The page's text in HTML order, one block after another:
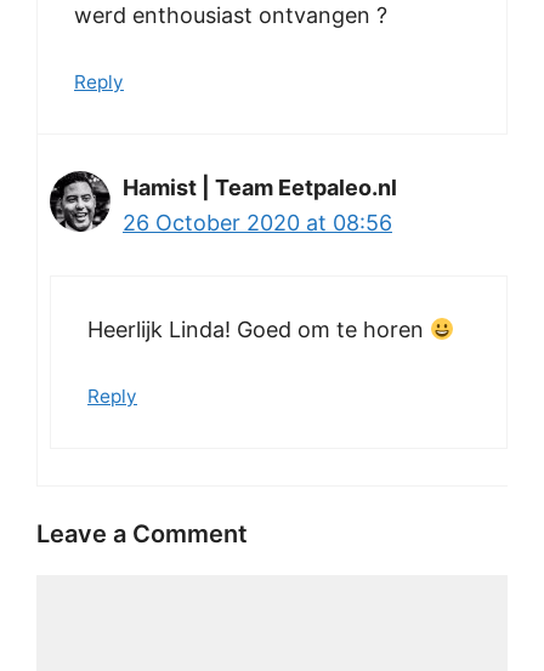
werd enthousiast ontvangen ?
Reply
Hamist | Team Eetpaleo.nl
26 October 2020 at 08:56
Heerlijk Linda! Goed om te horen
Reply
Leave a Comment